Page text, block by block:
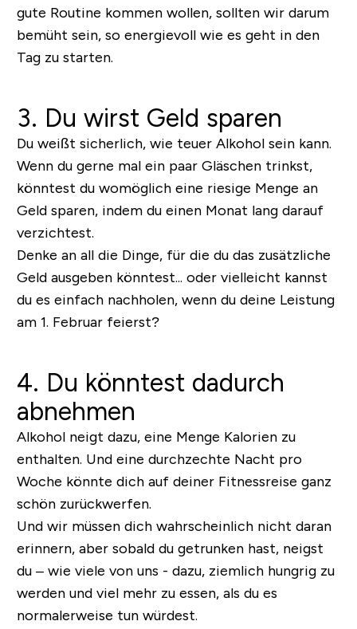
gute Routine kommen wollen, sollten wir darum
bemüht sein, so energievoll wie es geht in den
Tag zu starten.
3. Du wirst Geld sparen
Du weißt sicherlich, wie teuer Alkohol sein kann.
Wenn du gerne mal ein paar Gläschen trinkst,
könntest du womöglich eine riesige Menge an
Geld sparen, indem du einen Monat lang darauf
verzichtest.
Denke an all die Dinge, für die du das zusätzliche
Geld ausgeben könntest... oder vielleicht kannst
du es einfach nachholen, wenn du deine Leistung
am 1. Februar feierst?
4. Du könntest dadurch
abnehmen
Alkohol neigt dazu, eine Menge Kalorien zu
enthalten. Und eine durchzechte Nacht pro
Woche könnte dich auf deiner Fitnessreise ganz
schön zurückwerfen.
Und wir müssen dich wahrscheinlich nicht daran
erinnern, aber sobald du getrunken hast, neigst
du – wie viele von uns - dazu, ziemlich hungrig zu
werden und viel mehr zu essen, als du es
normalerweise tun würdest.